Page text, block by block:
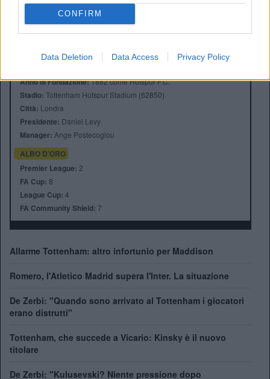
CONFIRM
Data Deletion Data Access Privacy Policy
Anno di Fondazione:1882 come Hotspur F.C.
Stadio: Tottenham Hotspur Stadium (62850)
Città: Londra
Presidente: Daniel Levy
Manager: Ange Postecoglou
ALBO D'ORO
Premier League: 2
FA Cup: 8
League Cup: 4
FA Community Shield: 7
Allarme Tottenham: altro infortunio per Maddison
Romero, l'Atletico Madrid supera l'Inter. La situazione
De Zerbi: "Quando sono arrivato al Tottenham i giocatori
erano distrutti"
Tottenham, che succede a Vicario: Kinsky è il nuovo
titolare
De Zerbi: "Kulusevski? Niente pressione dopo